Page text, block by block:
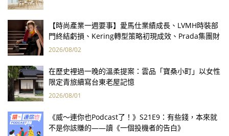
【時尚產業一週要事】愛馬仕業績成長、LVMH時裝部
門終結虧損、Kering轉型策略初現成效、Prada集團財
報亮眼
2026/08/02
在歷史裡過一晚的溫柔提案：雲品「寶桑小町」以女性
限定青旅續寫台東老屋記憶
2026/08/01
《威～連你也Podcast了！》S21E9：有些錢，本來就
不是你該賺的——讀《一個投機者的告白》